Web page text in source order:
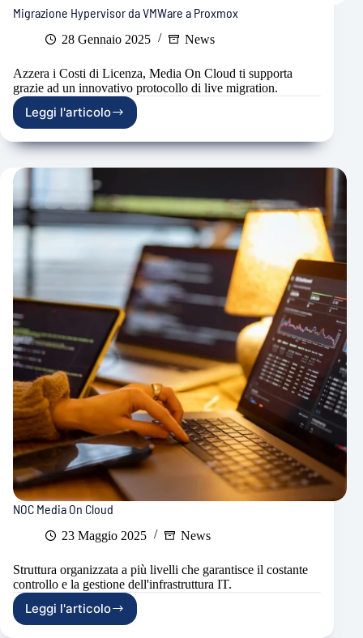
Migrazione Hypervisor da VMWare a Proxmox
28 Gennaio 2025 News
Azzera i Costi di Licenza, Media On Cloud ti supporta
grazie ad un innovativo protocollo di live migration.
Leggi l'articolo
Migrazione
da
VMWare
Proxmox
NOC Media On Cloud
23 Maggio 2025 News
Struttura organizzata a più livelli che garantisce il costante
controllo e la gestione dell'infrastruttura IT.
Leggi l'articolo
NOC